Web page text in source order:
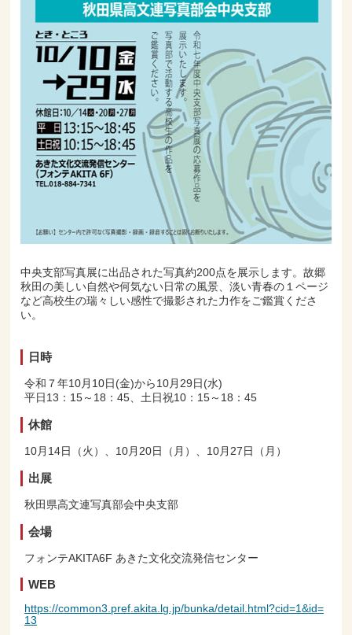
中央支部写真展に出品された写真約200点を展示します。故郷
秋田の美しい自然や何気ない日常の風景、淡い青春の１ページ
など高校生の瑞々しい感性で撮影された力作をご鑑賞くださ
い。
日時
令和７年10月10日(金)から10月29日(水)
平日13：15～18：45、土日祝10：15～18：45
休館
10月14日（火）、10月20日（月）、10月27日（月）
出展
秋田県高文連写真部会中央支部
会場
フォンテAKITA6F あきた文化交流発信センター
WEB
https://common3.pref.akita.lg.jp/bunka/detail.html?cid=1&id=
13